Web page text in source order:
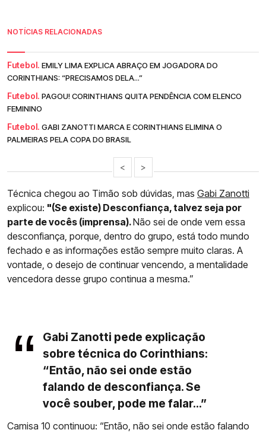
NOTÍCIAS RELACIONADAS
Futebol. EMILY LIMA EXPLICA ABRAÇO EM JOGADORA DO
CORINTHIANS: “PRECISAMOS DELA...”
Futebol. PAGOU! CORINTHIANS QUITA PENDÊNCIA COM ELENCO
FEMININO
Futebol. GABI ZANOTTI MARCA E CORINTHIANS ELIMINA O
PALMEIRAS PELA COPA DO BRASIL
< >
Técnica chegou ao Timão sob dúvidas, mas Gabi Zanotti
explicou: "(Se existe) Desconfiança, talvez seja por
parte de vocês (imprensa).Não sei de onde vem essa
desconfiança, porque, dentro do grupo, está todo mundo
fechado e as informações estão sempre muito claras. A
vontade, o desejo de continuar vencendo, a mentalidade
vencedora desse grupo continua a mesma.”
Gabi Zanotti pede explicação
sobre técnica do Corinthians:
“Então, não sei onde estão
falando de desconfiança. Se
você souber, pode me falar...”
Camisa 10 continuou: “Então, não sei onde estão falando